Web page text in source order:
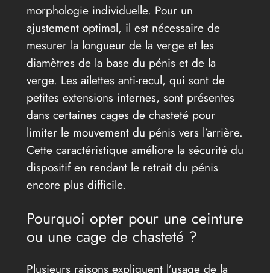
morphologie individuelle. Pour un
ajustement optimal, il est nécessaire de
mesurer la longueur de la verge et les
diamètres de la base du pénis et de la
verge. Les ailettes anti-recul, qui sont de
petites extensions internes, sont présentes
dans certaines cages de chasteté pour
limiter le mouvement du pénis vers l’arrière.
Cette caractéristique améliore la sécurité du
dispositif en rendant le retrait du pénis
encore plus difficile.
Pourquoi opter pour une ceinture
ou une cage de chasteté ?
Plusieurs raisons expliquent l’usage de la